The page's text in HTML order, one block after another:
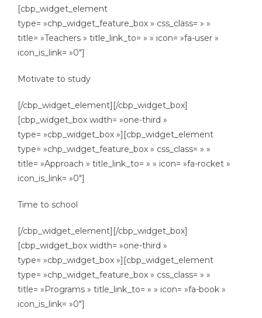
[cbp_widget_element
type= »chp_widget_feature_box » css_class= » »
title= »Teachers » title_link_to= » » icon= »fa-user »
icon_is_link= »0″]
Motivate to study
[/cbp_widget_element][/cbp_widget_box]
[cbp_widget_box width= »one-third »
type= »cbp_widget_box »][cbp_widget_element
type= »chp_widget_feature_box » css_class= » »
title= »Approach » title_link_to= » » icon= »fa-rocket »
icon_is_link= »0″]
Time to school
[/cbp_widget_element][/cbp_widget_box]
[cbp_widget_box width= »one-third »
type= »cbp_widget_box »][cbp_widget_element
type= »chp_widget_feature_box » css_class= » »
title= »Programs » title_link_to= » » icon= »fa-book »
icon_is_link= »0″]